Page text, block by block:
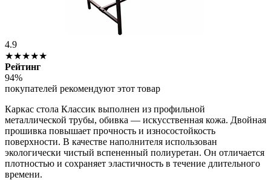
4.9
★★★★★
Рейтинг
94%
покупателей рекомендуют этот товар
Каркас стола Классик выполнен из профильной
металлической трубы, обивка — искусственная кожа. Двойная
прошивка повышает прочность и износостойкость
поверхности. В качестве наполнителя использован
экологически чистый вспененный полиуретан. Он отличается
плотностью и сохраняет эластичность в течение длительного
времени.